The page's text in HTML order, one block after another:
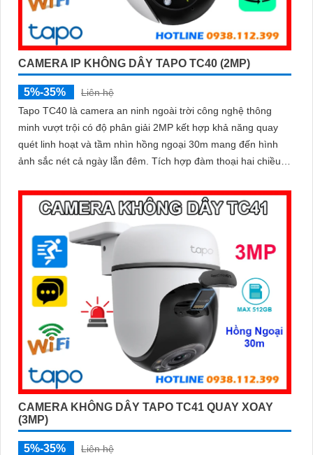
CAMERA IP KHÔNG DÂY TAPO TC40 (2MP)
5%-35%
Liên hệ
Tapo TC40 là camera an ninh ngoài trời công nghệ thông
minh vượt trội có độ phân giải 2MP kết hợp khả năng quay
quét linh hoạt và tầm nhìn hồng ngoại 30m mang đến hình
ảnh sắc nét cả ngày lẫn đêm. Tích hợp đàm thoại hai chiều,
tính năng phát hiện người và theo dõi chuyển động tự động,
giúp bạn kiểm soát an ninh dễ dàng và hiệu quả
CAMERA KHÔNG DÂY TAPO TC41 QUAY XOAY
(3MP)
5%-35%
Liên hệ